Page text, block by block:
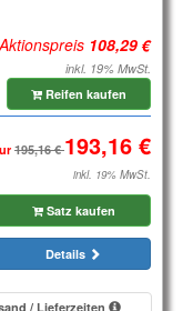
Aktionspreis
inkl. 19% MwSt.
Reifen kaufen
inkl. 19% MwSt.
Satz kaufen
Details
/ Lieferzeiten